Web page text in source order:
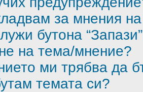
за мнения
бутона
на тема/мнение?
ми трябва да
темата си?